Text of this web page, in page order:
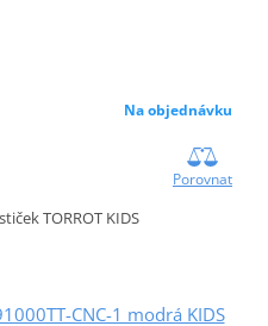
Na objednávku
Porovnat
TORROT KIDS
CNC-1 modrá KIDS